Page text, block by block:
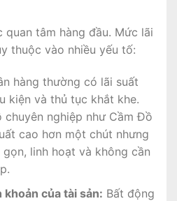
tâm hàng đầu. Mức lãi
thuộc vào nhiều yếu tố:
hàng thường có lãi suất
kiện và thủ tục khắt khe.
chuyên nghiệp như Cầm Đồ
cao hơn một chút nhưng
linh hoạt và không cần
của tài sản: Bất động